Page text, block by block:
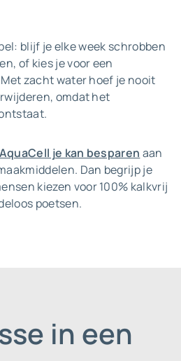
blijf je elke week schrobben
of kies je voor een
zacht water hoef je nooit
omdat het
je kan besparen aan
Dan begrijp je
kiezen voor 100% kalkvrij
poetsen.
in een